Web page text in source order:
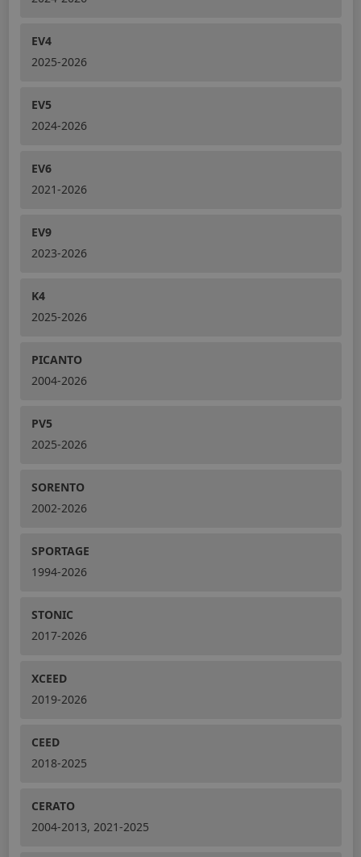
EV4
2025-2026
EV5
2024-2026
EV6
2021-2026
EV9
2023-2026
K4
2025-2026
PICANTO
2004-2026
PV5
2025-2026
SORENTO
2002-2026
SPORTAGE
1994-2026
STONIC
2017-2026
XCEED
2019-2026
CEED
2018-2025
CERATO
2004-2013, 2021-2025